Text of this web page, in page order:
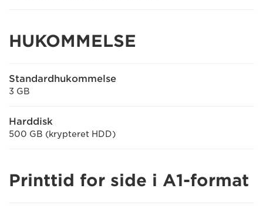
HUKOMMELSE
Standardhukommelse
3 GB
Harddisk
500 GB (krypteret HDD)
Printtid for side i A1-format